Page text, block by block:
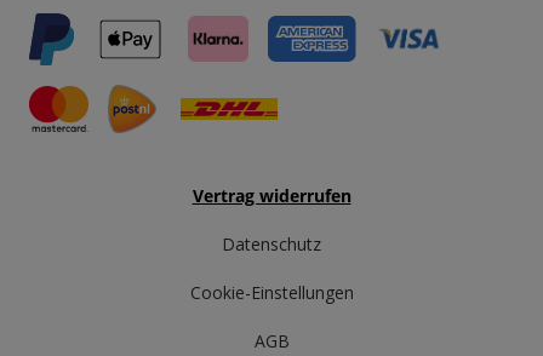
Vertrag widerrufen
Datenschutz
Cookie-Einstellungen
AGB